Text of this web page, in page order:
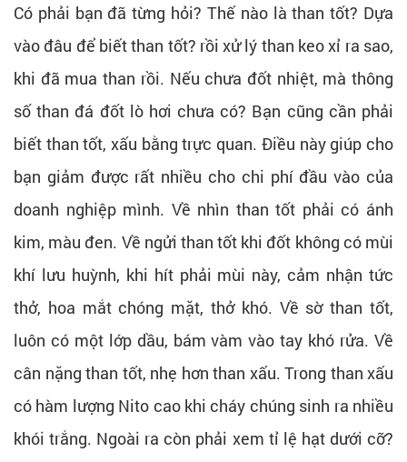
Có phải bạn đã từng hỏi? Thế nào là than tốt? Dựa
vào đâu để biết than tốt? rồi xử lý than keo xỉ ra sao,
khi đã mua than rồi. Nếu chưa đốt nhiệt, mà thông
số than đá đốt lò hơi chưa có? Bạn cũng cần phải
biết than tốt, xấu bằng trực quan. Điều này giúp cho
bạn giảm được rất nhiều cho chi phí đầu vào của
doanh nghiệp mình. Về nhìn than tốt phải có ánh
kim, màu đen. Về ngửi than tốt khi đốt không có mùi
khí lưu huỳnh, khi hít phải mùi này, cảm nhận tức
thở, hoa mắt chóng mặt, thở khó. Về sờ than tốt,
luôn có một lớp dầu, bám vàm vào tay khó rửa. Về
cân nặng than tốt, nhẹ hơn than xấu. Trong than xấu
có hàm lượng Nito cao khi cháy chúng sinh ra nhiều
khói trắng. Ngoài ra còn phải xem tỉ lệ hạt dưới cỡ?